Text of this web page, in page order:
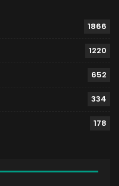
1866
1220
652
334
178